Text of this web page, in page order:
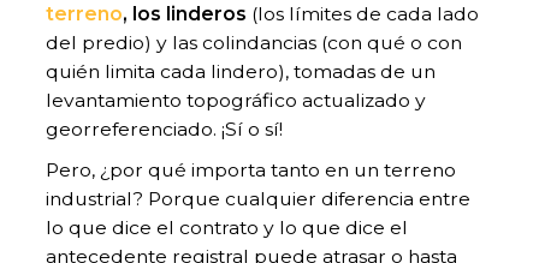
terreno, los linderos (los límites de cada lado
del predio) y las colindancias (con qué o con
quién limita cada lindero), tomadas de un
levantamiento topográfico actualizado y
georreferenciado. ¡Sí o sí!
Pero, ¿por qué importa tanto en un terreno
industrial? Porque cualquier diferencia entre
lo que dice el contrato y lo que dice el
antecedente registral puede atrasar o hasta